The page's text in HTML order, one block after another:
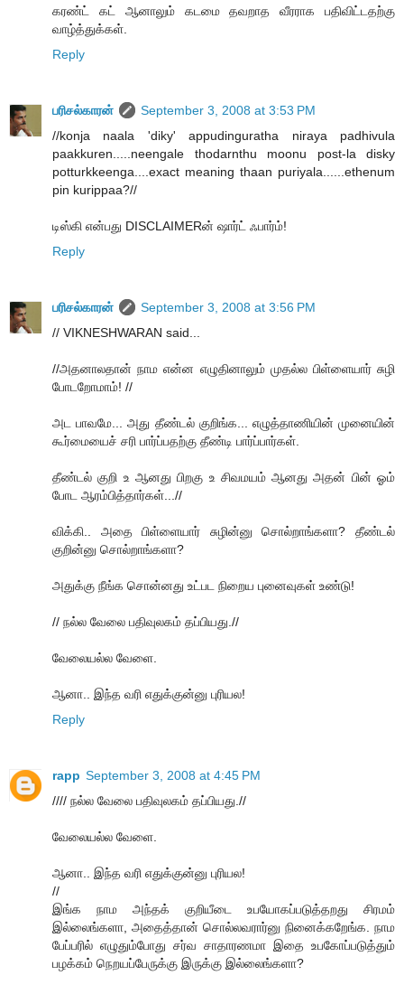
கரண்ட் கட் ஆனாலும் கடமை தவறாத வீரராக பதிவிட்டதற்கு
வாழ்த்துக்கள்.
Reply
பரிசல்காரன்
September 3, 2008 at 3:53 PM
//konja naala 'diky' appudinguratha niraya padhivula
paakkuren.....neengale thodarnthu moonu post-la disky
potturkkeenga....exact meaning thaan puriyala......ethenum
pin kurippaa?//
டிஸ்கி என்பது DISCLAIMERன் ஷார்ட் ஃபார்ம்!
Reply
பரிசல்காரன்
September 3, 2008 at 3:56 PM
// VIKNESHWARAN said...
//அதனாலதான் நாம என்ன எழுதினாலும் முதல்ல பிள்ளையார் சுழி
போடறோமாம்! //
அட பாவமே... அது தீண்டல் குறிங்க... எழுத்தாணியின் முனையின்
கூர்மையைச் சரி பார்ப்பதற்கு தீண்டி பார்ப்பார்கள்.
தீண்டல் குறி உ ஆனது பிறகு உ சிவமயம் ஆனது அதன் பின் ஓம்
போட ஆரம்பித்தார்கள்...//
விக்கி.. அதை பிள்ளையார் சுழின்னு சொல்றாங்களா? தீண்டல்
குறின்னு சொல்றாங்களா?
அதுக்கு நீங்க சொன்னது உட்பட நிறைய புனைவுகள் உண்டு!
// நல்ல வேலை பதிவுலகம் தப்பியது.//
வேலையல்ல வேளை.
ஆனா.. இந்த வரி எதுக்குன்னு புரியல!
Reply
rapp September 3, 2008 at 4:45 PM
//// நல்ல வேலை பதிவுலகம் தப்பியது.//
வேலையல்ல வேளை.
ஆனா.. இந்த வரி எதுக்குன்னு புரியல!
//
இங்க நாம அந்தக் குறியீடை உபயோகப்படுத்தறது சிரமம்
இல்லைங்களா, அதைத்தான் சொல்லவரார்னு நினைக்கறேங்க. நாம
பேப்பரில் எழுதும்போது சர்வ சாதாரணமா இதை உபகோப்படுத்தும்
பழக்கம் நெறயப்பேருக்கு இருக்கு இல்லைங்களா?